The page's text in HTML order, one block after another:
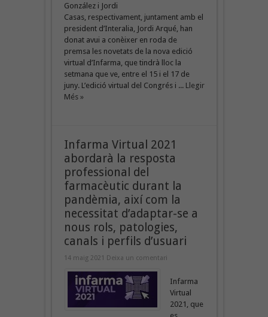
González i Jordi
Casas, respectivament, juntament amb el
president d’Interalia, Jordi Arqué, han
donat avui a conèixer en roda de
premsa les novetats de la nova edició
virtual d’Infarma, que tindrà lloc la
setmana que ve, entre el 15 i el 17 de
juny. L’edició virtual del Congrés i ... Llegir
Més »
Infarma Virtual 2021
abordarà la resposta
professional del
farmacèutic durant la
pandèmia, així com la
necessitat d’adaptar-se a
nous rols, patologies,
canals i perfils d’usuari
14 maig 2021 Deixa un comentari
Infarma
Virtual
2021, que